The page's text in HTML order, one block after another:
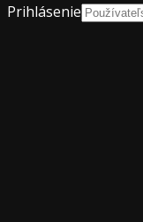
Prihlásenie